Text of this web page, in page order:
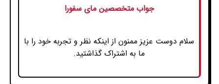
جواب متخصصین مای سفورا
سلام دوست عزیز ممنون از اینکه نظر و تجربه خود را با
ما به اشتراک گذاشتید.